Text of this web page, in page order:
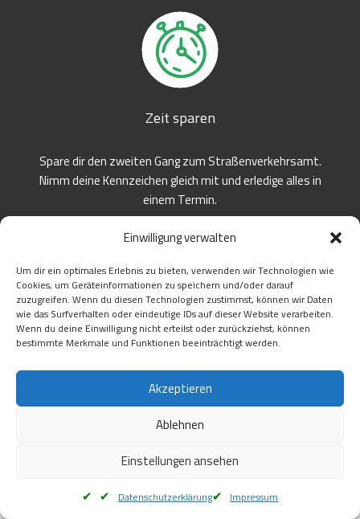
Einwilligung verwalten
Um dir ein optimales Erlebnis zu bieten, verwenden wir Technologien wie
Cookies, um Geräteinformationen zu speichern und/oder darauf
zuzugreifen. Wenn du diesen Technologien zustimmst, können wir Daten
wie das Surfverhalten oder eindeutige IDs auf dieser Website verarbeiten.
Wenn du deine Einwilligung nicht erteilst oder zurückziehst, können
bestimmte Merkmale und Funktionen beeinträchtigt werden.
Akzeptieren
Ablehnen
Einstellungen ansehen
Datenschutzerklärung Impressum
Zeit sparen
Spare dir den zweiten Gang zum Straßenverkehrsamt.
Nimm deine Kennzeichen gleich mit und erledige alles in
einem Termin.
Unsere KFZ-Schilder fertigen wir nach höchsten
Standards. Und die Lieferung erfolgt frei Haus direkt zu dir